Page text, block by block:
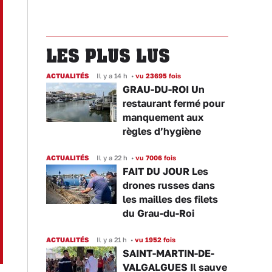
LES PLUS LUS
ACTUALITÉS Il y a 14 h • vu 23695 fois
GRAU-DU-ROI Un
restaurant fermé pour
manquement aux
règles d’hygiène
ACTUALITÉS Il y a 22 h • vu 7006 fois
FAIT DU JOUR Les
drones russes dans
les mailles des filets
du Grau-du-Roi
ACTUALITÉS Il y a 21 h • vu 1952 fois
SAINT-MARTIN-DE-
VALGALGUES Il sauve